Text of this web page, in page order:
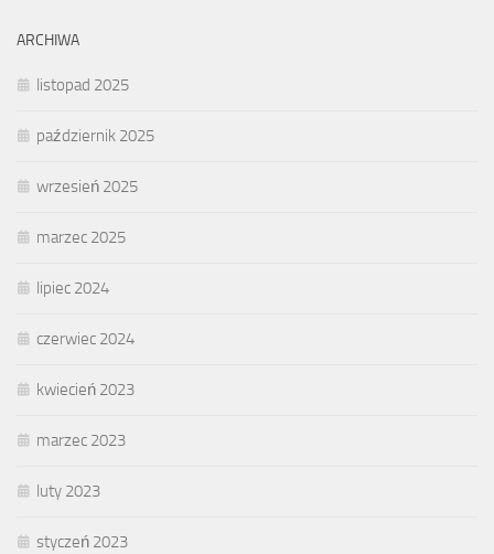
ARCHIWA
listopad 2025
październik 2025
wrzesień 2025
marzec 2025
lipiec 2024
czerwiec 2024
kwiecień 2023
marzec 2023
luty 2023
styczeń 2023